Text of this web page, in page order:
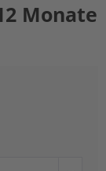
Monate